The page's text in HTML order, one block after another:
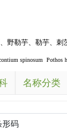
、 野勒芋、 勒芋、 刺
spinosum Pothos
名称分类
形码